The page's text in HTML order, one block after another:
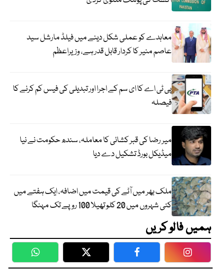
معاہدے کو عملی شکل دینے میں فیلڈ مارشل سید
عاصم منیر کا کردار قابل قدر ہے، وزیراعظم
پی ٹی اے کا ای سم کے اجرا اور تبدیلی کی فیس کم کرنے کا
فیصلہ
میر رضا کی قبر کشائی کا معاملہ، سندھ حکومت نے نیا
میڈیکل بورڈ تشکیل دے دیا
ملک بھر میں آٹے کی قیمت میں اضافہ، ایک ہفتے میں
کئی شہروں میں 20 کلو تھیلا 100 روپے تک مہنگا
ہمیں فالو کریں
WhatsApp Twitter Facebook